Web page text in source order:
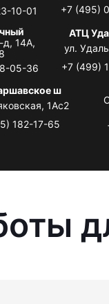
10-01
+7 (495)
д, 14А,
05-36
АТЦ
ул.
+7 (499)
ш
1Ас2
182-17-65